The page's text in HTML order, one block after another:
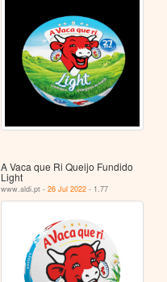
A Vaca que Ri Queijo Fundido
Light
www.aldi.pt -26 Jul 2022 - 1.77